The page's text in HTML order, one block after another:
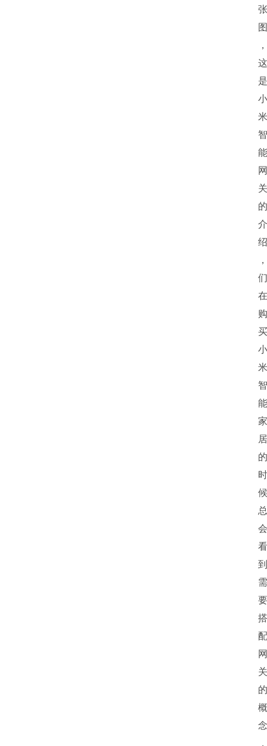
张
图
，
这
是
小
米
智
能
网
关
的
介
绍
，
们
在
购
买
小
米
智
能
家
居
的
时
候
总
会
看
到
需
要
搭
配
网
关
的
概
念
，